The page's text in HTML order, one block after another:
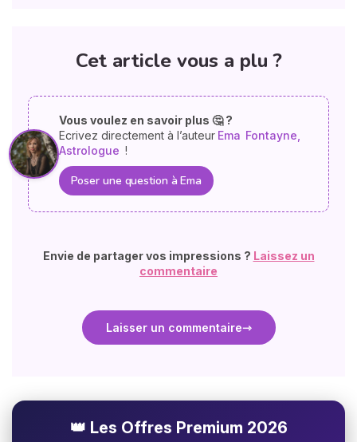
Cet article vous a plu ?
Vous voulez en savoir plus 🤔 ?
Ecrivez directement à l’auteur Ema Fontayne,
Astrologue !
Poser une question à Ema
Envie de partager vos impressions ? Laissez un
commentaire
Laisser un commentaire
👑 Les Offres Premium 2026